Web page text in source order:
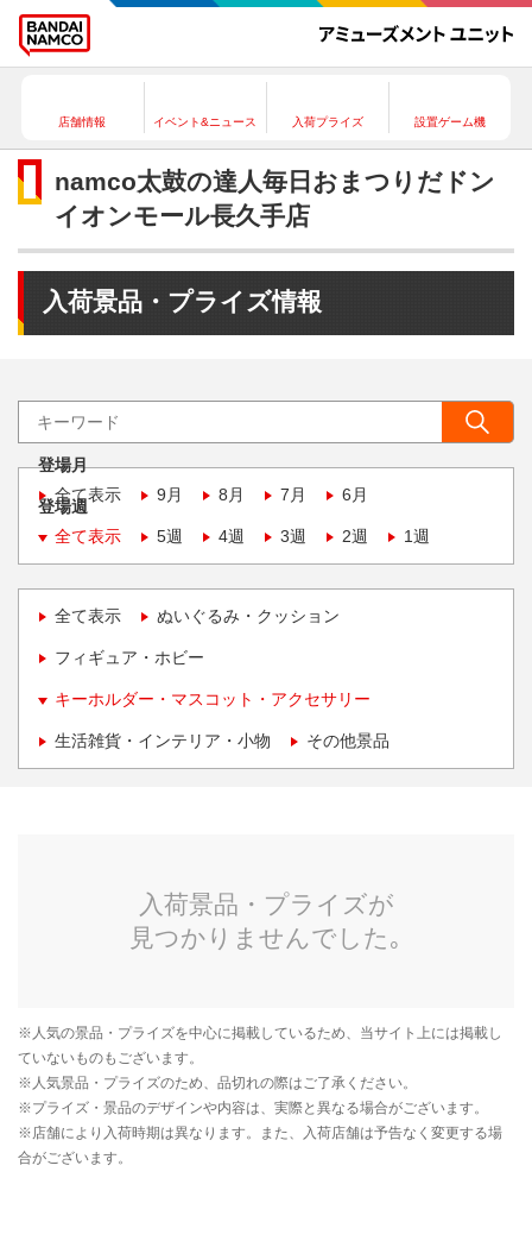
店舗情報 イベント&ニュース 入荷プライズ 設置ゲーム機
namco太鼓の達人毎日おまつりだドン
イオンモール長久手店
入荷景品・プライズ情報
登場月
全て表示
9月 8月 7月 6月
登場週
全て表示
5週 4週 3週 2週 1週
全て表示 ぬいぐるみ・クッション
フィギュア・ホビー
キーホルダー・マスコット・アクセサリー
生活雑貨・インテリア・小物 その他景品